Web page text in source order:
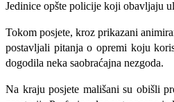
Jedinice opšte policije koji obavljaju
Tokom posjete, kroz prikazani
postavljali pitanja o opremi koju
dogodila neka saobraćajna nezgoda.
Na kraju posjete mališani su obišli